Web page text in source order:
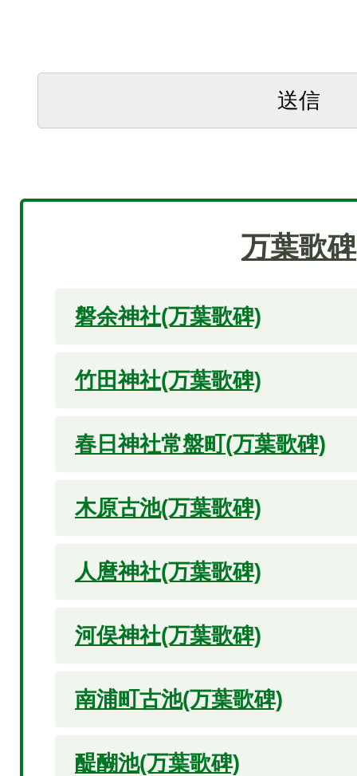
万葉歌碑
磐余神社(万葉歌碑)
竹田神社(万葉歌碑)
春日神社常盤町(万葉歌碑)
木原古池(万葉歌碑)
人麿神社(万葉歌碑)
河俣神社(万葉歌碑)
南浦町古池(万葉歌碑)
醍醐池(万葉歌碑)